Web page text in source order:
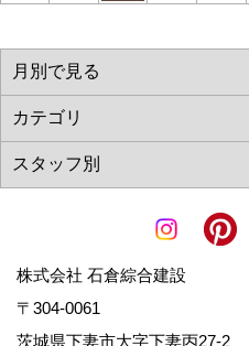
株式会社 石倉綜合建設
〒304-0061
茨城県下妻市大字下妻丙27-2